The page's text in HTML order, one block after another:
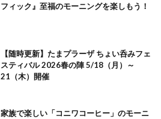
フィック』至福のモーニングを楽しもう！
【随時更新】たまプラーザ ちょい呑みフェ
スティバル 2026春の陣 5/18（月）～
21（木）開催
家族で楽しい「コニワコーヒー」のモーニ